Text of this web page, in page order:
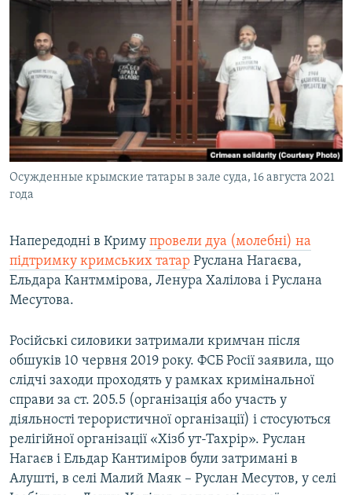
Осужденные крымские татары в зале суда, 16 августа 2021
года
Напередодні в Криму провели дуа (молебні) на
підтримку кримських татар Руслана Нагаєва,
Ельдара Кантммірова, Ленура Халілова і Руслана
Месутова.
Російські силовики затримали кримчан після
обшуків 10 червня 2019 року. ФСБ Росії заявила, що
слідчі заходи проходять у рамках кримінальної
справи за ст. 205.5 (організація або участь у
діяльності терористичної організації) і стосуються
релігійної організації «Хізб ут-Тахрір». Руслан
Нагаєв і Ельдар Кантиміров були затримані в
Алушті, в селі Малий Маяк – Руслан Месутов, у селі